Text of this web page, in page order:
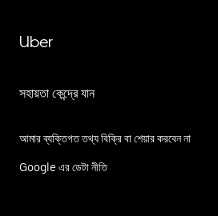
Uber
সহায়তা কেন্দ্রে যান
আমার ব্যক্তিগত তথ্য বিক্রি বা শেয়ার করবেন না
Google এর ডেটা নীতি